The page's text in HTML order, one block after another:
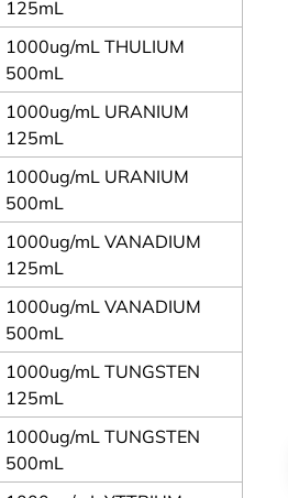
125mL
1000ug/mL THULIUM
500mL
1000ug/mL URANIUM
125mL
1000ug/mL URANIUM
500mL
1000ug/mL VANADIUM
125mL
1000ug/mL VANADIUM
500mL
1000ug/mL TUNGSTEN
125mL
1000ug/mL TUNGSTEN
500mL